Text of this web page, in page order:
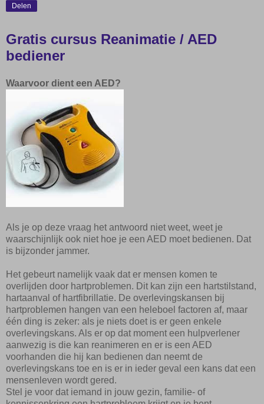
Delen
Gratis cursus Reanimatie / AED
bediener
Waarvoor dient een AED?
Als je op deze vraag het antwoord niet weet, weet je
waarschijnlijk ook niet hoe je een AED moet bedienen. Dat
is bijzonder jammer.
Het gebeurt namelijk vaak dat er mensen komen te
overlijden door hartproblemen. Dit kan zijn een hartstilstand,
hartaanval of hartfibrillatie. De overlevingskansen bij
hartproblemen hangen van een heleboel factoren af, maar
één ding is zeker: als je niets doet is er geen enkele
overlevingskans. Als er op dat moment een hulpverlener
aanwezig is die kan reanimeren en er is een AED
voorhanden die hij kan bedienen dan neemt de
overlevingskans toe en is er in ieder geval een kans dat een
mensenleven wordt gered.
Stel je voor dat iemand in jouw gezin, familie- of